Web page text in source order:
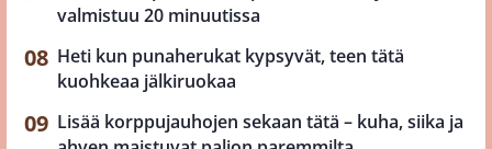
valmistuu 20 minuutissa
Heti kun punaherukat kypsyvät, teen tätä
kuohkeaa jälkiruokaa
Lisää korppujauhojen sekaan tätä – kuha, siika ja